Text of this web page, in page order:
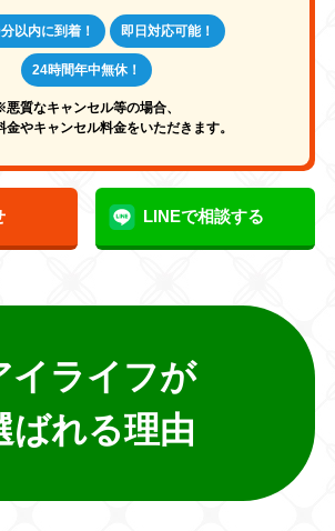
以内に到着！ 即日対応可能！
24時間年中無休！
質なキャンセル等の場合、
金やキャンセル料金をいただきます。
LINEで相談する
イライフが
ばれる理由